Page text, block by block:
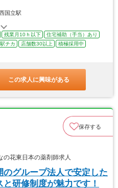
国立駅
残業月10ｈ以下
住宅補助（手当）あり
駅チカ 店舗数30以上
積極採用中
この求人に興味がある
保存する
花東日本の薬剤師求人
のグループ法人で安定した
研修制度が魅力です！